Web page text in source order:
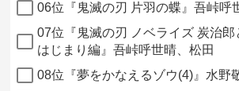
06位『鬼滅の刃 片羽の蝶』吾峠呼
07位『鬼滅の刃 ノベライズ 炭治
はじまり編』吾峠呼世晴、松田
08位『夢をかなえるゾウ(4)』水野